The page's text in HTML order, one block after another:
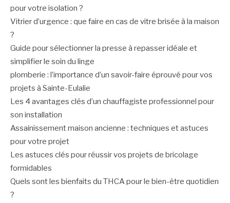
pour votre isolation ?
Vitrier d’urgence : que faire en cas de vitre brisée à la maison
?
Guide pour sélectionner la presse à repasser idéale et
simplifier le soin du linge
plomberie : l’importance d’un savoir-faire éprouvé pour vos
projets à Sainte-Eulalie
Les 4 avantages clés d’un chauffagiste professionnel pour
son installation
Assainissement maison ancienne : techniques et astuces
pour votre projet
Les astuces clés pour réussir vos projets de bricolage
formidables
Quels sont les bienfaits du THCA pour le bien-être quotidien
?